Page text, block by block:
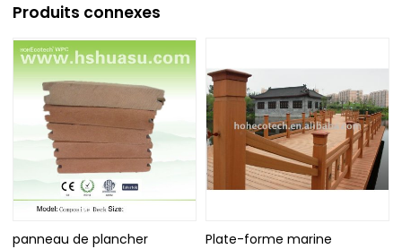
Produits connexes
panneau de plancher
Plate-forme marine